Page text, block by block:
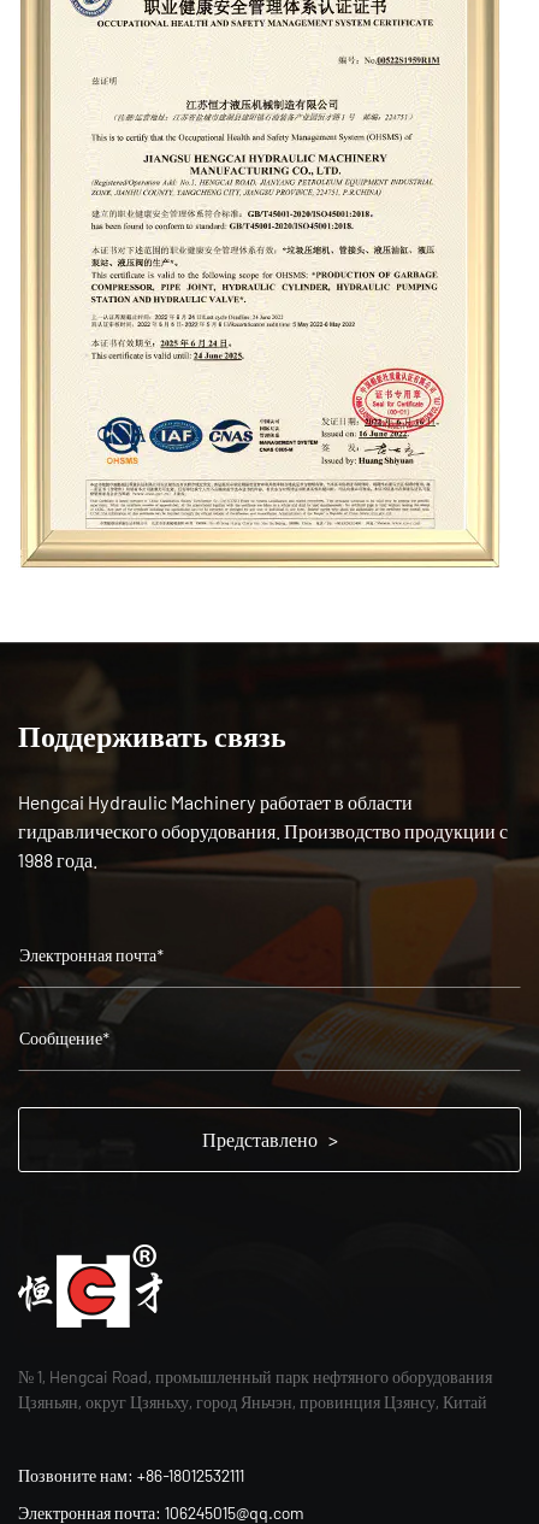
Поддерживать связь
Hengcai Hydraulic Machinery работает в области
гидравлического оборудования. Производство продукции с
1988 года.
№ 1, Hengcai Road, промышленный парк нефтяного оборудования
Цзяньян, округ Цзяньху, город Яньчэн, провинция Цзянсу, Китай
Позвоните нам: +86-18012532111
Электронная почта: 106245015@qq.com